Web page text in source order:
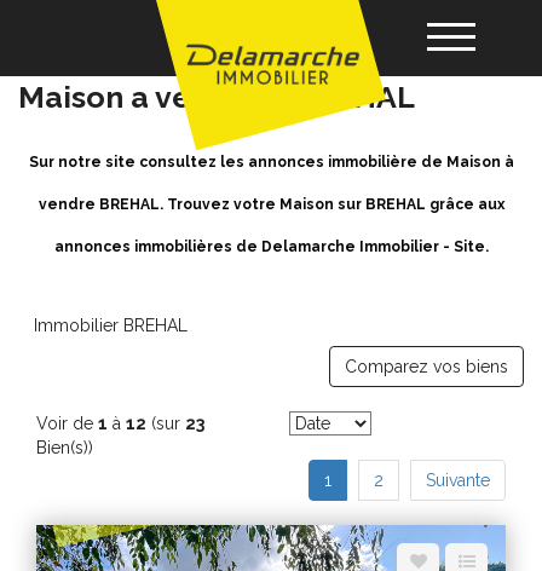
Acheter
Nos agences
Espace client Nous contacter
Achat / Vente Maison BREHAL -
Maison a vendre à BREHAL
Sur notre site consultez les annonces immobilière de Maison à
vendre BREHAL. Trouvez votre Maison sur BREHAL grâce aux
annonces immobilières de Delamarche Immobilier - Site.
Immobilier BREHAL
Comparez vos biens
Voir de 1 à 12 (sur 23
Bien(s))
1
2 Suivante